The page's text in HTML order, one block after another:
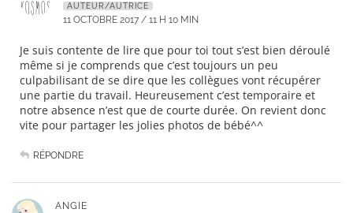
AUTEUR/AUTRICE
11 OCTOBRE 2017 / 11 H 10 MIN
Je suis contente de lire que pour toi tout s’est bien déroulé
même si je comprends que c’est toujours un peu
culpabilisant de se dire que les collègues vont récupérer
une partie du travail. Heureusement c’est temporaire et
notre absence n’est que de courte durée. On revient donc
vite pour partager les jolies photos de bébé^^
RÉPONDRE
ANGIE